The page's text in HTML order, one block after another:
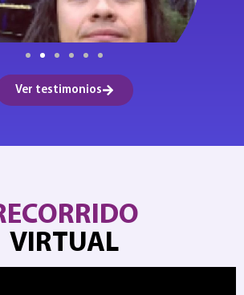
Ver testimonios
VIRTUAL